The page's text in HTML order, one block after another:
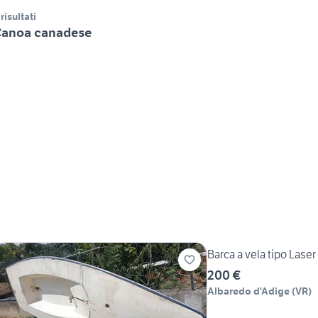
canadese
Barca a vela tipo
200 €
Albaredo d'Adige (VR)